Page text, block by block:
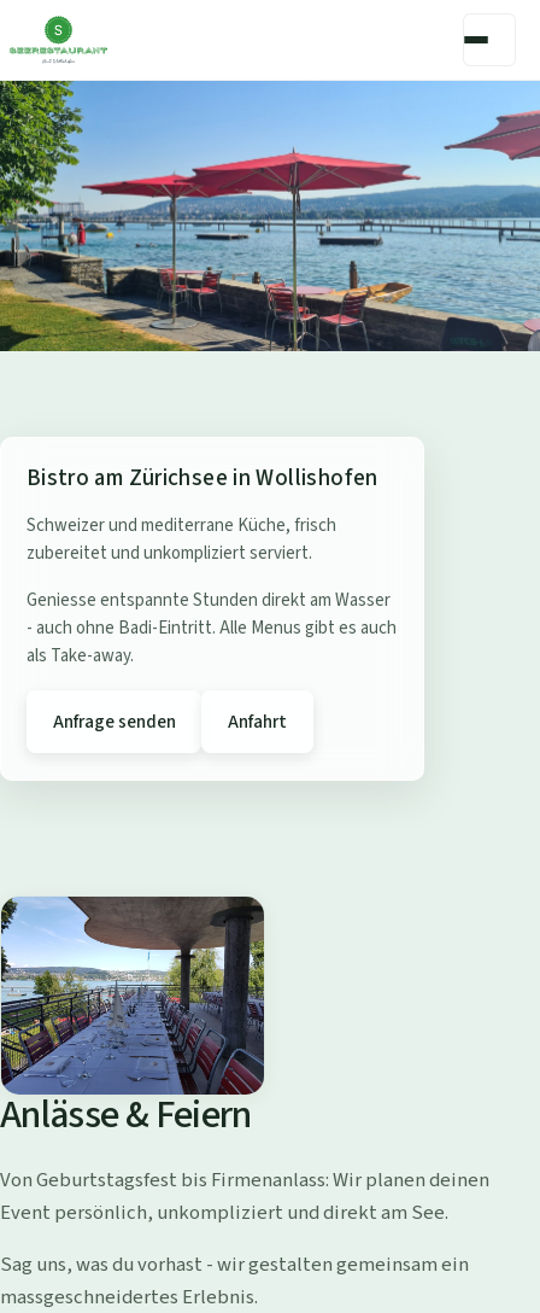
S
e
e
e
s
r
B
a
d
i
W
o
l
i
s
h
o
Bistro am Zürichsee in Wollishofen
Schweizer und mediterrane Küche, frisch
zubereitet und unkompliziert serviert.
Geniesse entspannte Stunden direkt am Wasser
- auch ohne Badi-Eintritt. Alle Menus gibt es auch
als Take-away.
Anfrage senden Anfahrt
Anlässe & Feiern
Von Geburtstagsfest bis Firmenanlass: Wir planen deinen
Event persönlich, unkompliziert und direkt am See.
Sag uns, was du vorhast - wir gestalten gemeinsam ein
massgeschneidertes Erlebnis.